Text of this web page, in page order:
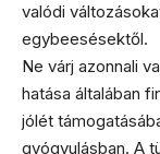
valódi
egybeesésektől.
Ne várj azonnali
hatása általában
jólét
gyógyulásban. A